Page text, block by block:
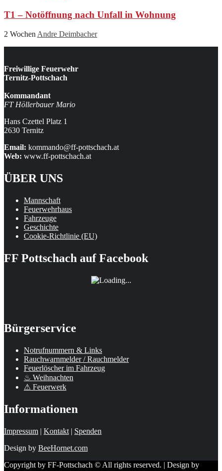
T1 – Notöffnung nach Unfall in Wohnung
2 WochenAndre Deimbacher
Freiwillige Feuerwehr
Ternitz-Pottschach
Kommandant
FT Höllerbauer Mario
Hans Czettel Platz 1
2630 Ternitz
Email: kommando@ff-pottschach.at
Web: www.ff-pottschach.at
ÜBER UNS
Mannschaft
Feuerwehrhaus
Fahrzeuge
Geschichte
Cookie-Richtlinie (EU)
FF Pottschach auf Facebook
Bürgerservice
Notrufnummern & Links
Rauchwarnmelder / Rauchmelder
Feuerlöscher im Fahrzeug
♨ Weihnachten
⚠ Feuerwerk
Informationen
Impressum | Kontakt | Spenden
Design by BeeHornet.com
Copyright by FF-Pottschach © All rights reserved. | Design by